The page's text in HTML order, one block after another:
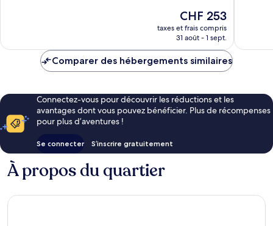
Le
nouveau
prix
de
CHF 253
taxes et frais compris
31 août - 1 sept.
Comparer des hébergements similaires
Connectez-vous pour découvrir les réductions et les
avantages dont vous pouvez bénéficier. Plus de récompenses
pour plus d’aventures !
Se connecter S’inscrire gratuitement
À propos du quartier